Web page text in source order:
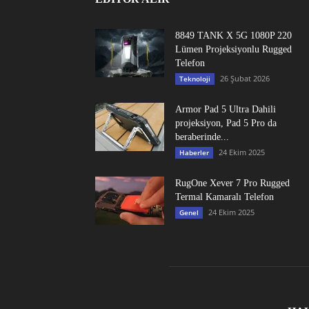
8849 TANK X 5G 1080P 220
Lümen Projeksiyonlu Rugged
Telefon
Teknoloji 26 Şubat 2026
Armor Pad 5 Ultra Dahili
projeksiyon, Pad 5 Pro da
beraberinde...
Haberler 24 Ekim 2025
RugOne Xever 7 Pro Rugged
Termal Kamaralı Telefon
Genel 24 Ekim 2025